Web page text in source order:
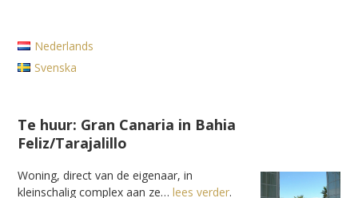
Nederlands
Svenska
Te huur: Gran Canaria in Bahia
Feliz/Tarajalillo
Woning, direct van de eigenaar, in
kleinschalig complex aan ze…lees verder.